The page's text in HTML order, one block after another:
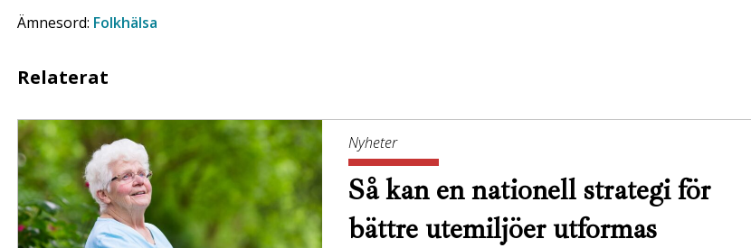
Ämnesord: Folkhälsa
Relaterat
Nyheter
Så kan en nationell strategi för
bättre utemiljöer utformas